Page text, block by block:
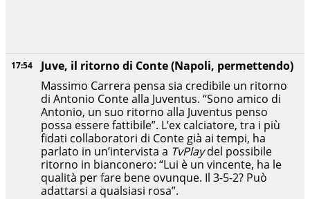
17:54
Juve, il ritorno di Conte (Napoli, permettendo)
Massimo Carrera pensa sia credibile un ritorno
di Antonio Conte alla Juventus. “Sono amico di
Antonio, un suo ritorno alla Juventus penso
possa essere fattibile”. L’ex calciatore, tra i più
fidati collaboratori di Conte già ai tempi, ha
parlato in un’intervista a TvPlaydel possibile
ritorno in bianconero: “Lui è un vincente, ha le
qualità per fare bene ovunque. Il 3-5-2? Può
adattarsi a qualsiasi rosa”.